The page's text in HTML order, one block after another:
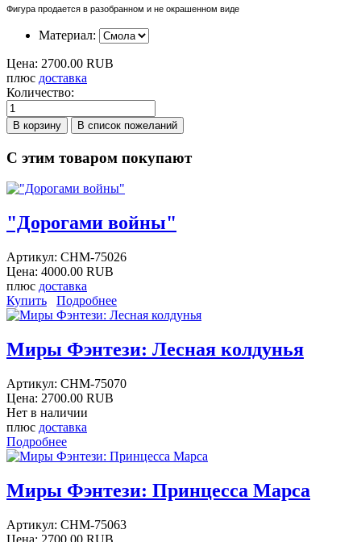
Фигура продается в разобранном и не окрашенном виде
Материал:
Цена: 2700.00 RUB
плюс доставка
Количество:
С этим товаром покупают
"Дорогами войны"
Артикул: CHM-75026
Цена: 4000.00 RUB
плюс доставка
Купить
Подробнее
Миры Фэнтези: Лесная колдунья
Артикул: CHM-75070
Цена: 2700.00 RUB
Нет в наличии
плюс доставка
Подробнее
Миры Фэнтези: Принцесса Марса
Артикул: CHM-75063
Цена: 2700.00 RUB